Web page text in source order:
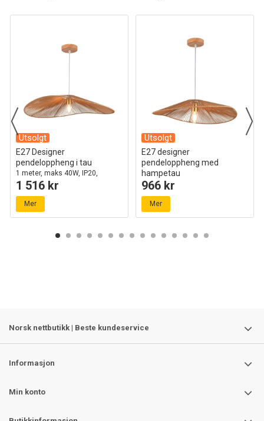
Utsolgt
E27 Designer
pendeloppheng i tau
1 meter, maks 40W, IP20,
Ø80cm, 2 års garanti
1 516 kr
Mer
Utsolgt
E27 designer
pendeloppheng med
hampetau
60cm, brun, IP20, uten lyskilde
966 kr
Mer
Norsk nettbutikk | Beste kundeservice
Informasjon
Min konto